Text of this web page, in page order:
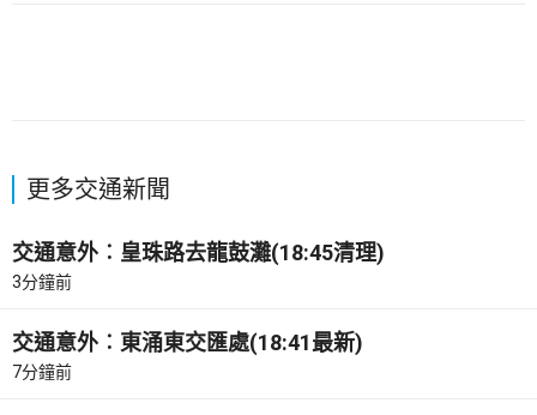
更多交通新聞
交通意外︰皇珠路去龍鼓灘(18:45清理)
3分鐘前
交通意外︰東涌東交匯處(18:41最新)
7分鐘前